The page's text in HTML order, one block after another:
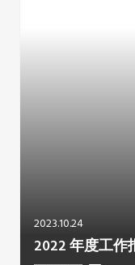
2023.10.24
2022 年度工作